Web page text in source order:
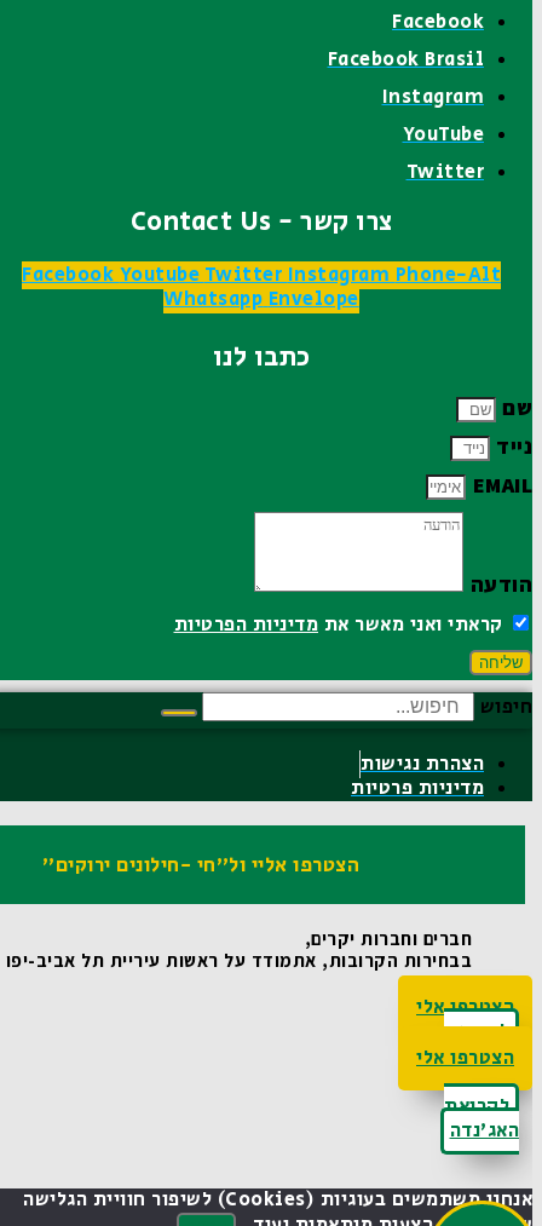
Facebook
Facebook Brasil
Instagram
YouTube
Twitter
צרו קשר - Contact Us
FacebookYoutubeTwitterInstagramPhone-Alt
WhatsappEnvelope
כתבו לנו
שם
נייד
EMAIL
הודעה
קראתי ואני מאשר אתמדיניות הפרטיות
שליחה
חיפוש
הצהרת נגישות
מדיניות פרטיות
הצטרפו אליי ול"חי -חילונים ירוקים"
חברים וחברות יקרים,
בבחירות הקרובות, אתמודד על ראשות עיריית תל אביב-יפו
הצטרפו אלי
לקריאת
האג'נדה
הצטרפו אלי
לקריאת
האג'נדה
אנחנו משתמשים בעוגיות (cookies) לשיפור חוויית הגלישה